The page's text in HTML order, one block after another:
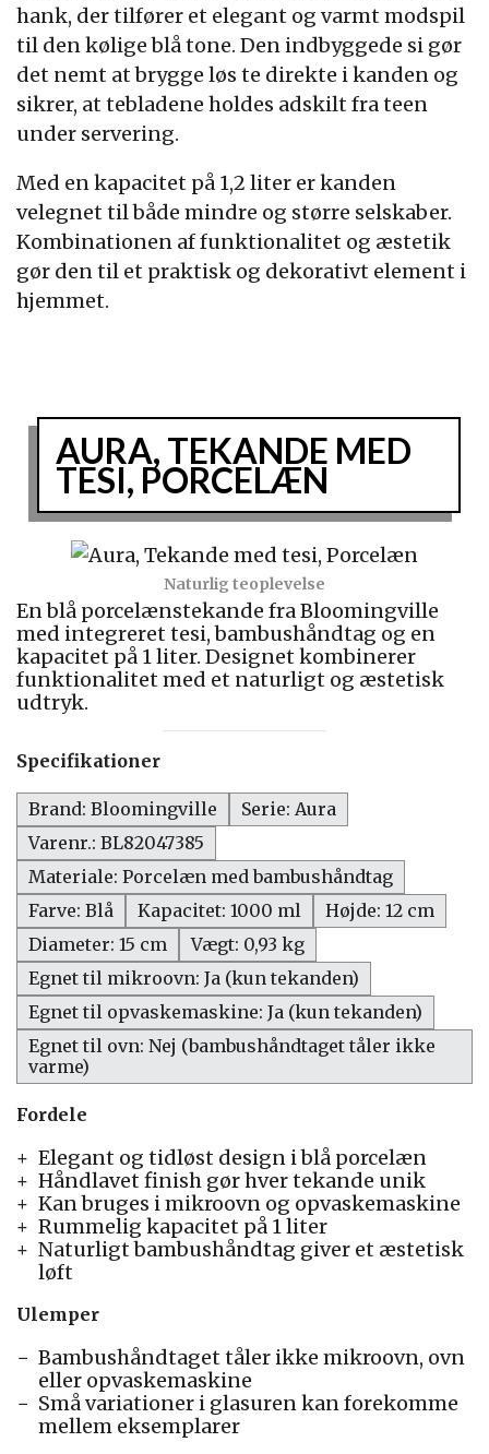
hank, der tilfører et elegant og varmt modspil
til den kølige blå tone. Den indbyggede si gør
det nemt at brygge løs te direkte i kanden og
sikrer, at tebladene holdes adskilt fra teen
under servering.
Med en kapacitet på 1,2 liter er kanden
velegnet til både mindre og større selskaber.
Kombinationen af funktionalitet og æstetik
gør den til et praktisk og dekorativt element i
hjemmet.
Naturlig teoplevelse
AURA, TEKANDE MED
TESI, PORCELÆN
En blå porcelænstekande fra Bloomingville
med integreret tesi, bambushåndtag og en
kapacitet på 1 liter. Designet kombinerer
funktionalitet med et naturligt og æstetisk
udtryk.
Fordele
Elegant og tidløst design i blå porcelæn
Håndlavet finish gør hver tekande unik
Kan bruges i mikroovn og opvaskemaskine
Rummelig kapacitet på 1 liter
Naturligt bambushåndtag giver et æstetisk
løft
Ulemper
Bambushåndtaget tåler ikke mikroovn, ovn
eller opvaskemaskine
Små variationer i glasuren kan forekomme
mellem eksemplarer
Specifikationer
Brand: Bloomingville
Serie: Aura
Varenr.: BL82047385
Materiale: Porcelæn med bambushåndtag
Farve: Blå
Kapacitet: 1000 ml
Højde: 12 cm
Diameter: 15 cm
Vægt: 0,93 kg
Egnet til mikroovn: Ja (kun tekanden)
Egnet til opvaskemaskine: Ja (kun tekanden)
Egnet til ovn: Nej (bambushåndtaget tåler ikke
varme)